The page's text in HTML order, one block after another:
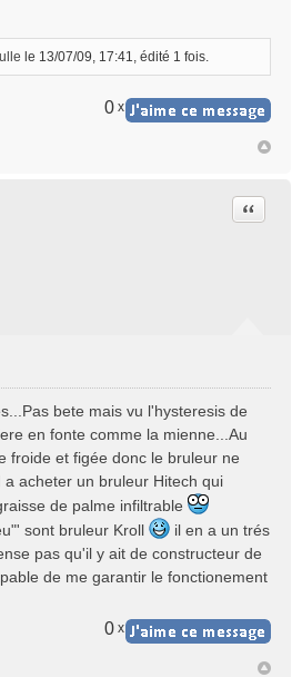
le 13/07/09, 17:41, édité 1 fois.
0 x
Citer
bete mais vu l'hysteresis de
en fonte comme la mienne...Au
froide et figée donc le bruleur ne
acheter un bruleur Hitech qui
de palme infiltrable
sont bruleur Kroll
il en a un trés
pas qu'il y ait de constructeur de
de me garantir le fonctionement
0 x